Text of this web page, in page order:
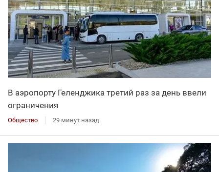
В аэропорту Геленджика третий раз за день ввели
ограничения
Общество 29 минут назад